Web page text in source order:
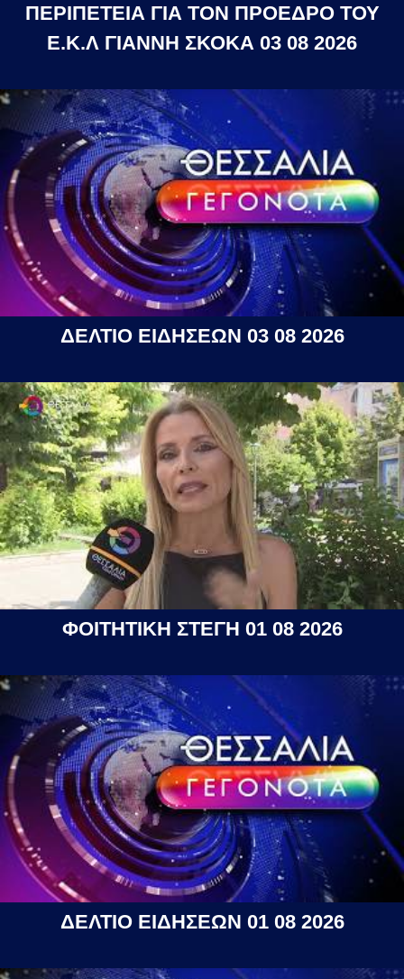
ΠΕΡΙΠΕΤΕΙΑ ΓΙΑ ΤΟΝ ΠΡΟΕΔΡΟ ΤΟΥ
Ε.Κ.Λ ΓΙΑΝΝΗ ΣΚΟΚΑ 03 08 2026
ΔΕΛΤΙΟ ΕΙΔΗΣΕΩΝ 03 08 2026
ΦΟΙΤΗΤΙΚΗ ΣΤΕΓΗ 01 08 2026
ΔΕΛΤΙΟ ΕΙΔΗΣΕΩΝ 01 08 2026